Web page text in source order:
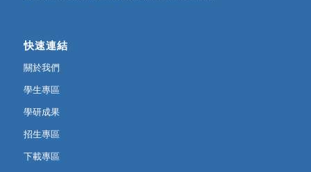
快速連結
關於我們
學生專區
學研成果
招生專區
下載專區